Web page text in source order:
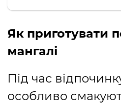
Як приготувати
мангалі
Під час
особливо